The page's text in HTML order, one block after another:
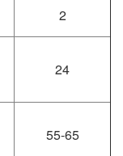
2
24
55-65